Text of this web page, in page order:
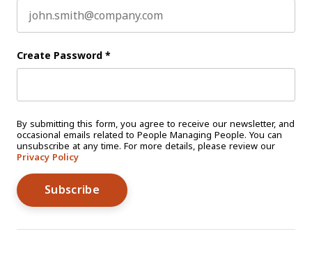
Create Password *
By submitting this form, you agree to receive our newsletter, and
occasional emails related to People Managing People. You can
unsubscribe at any time. For more details, please review our
Privacy Policy